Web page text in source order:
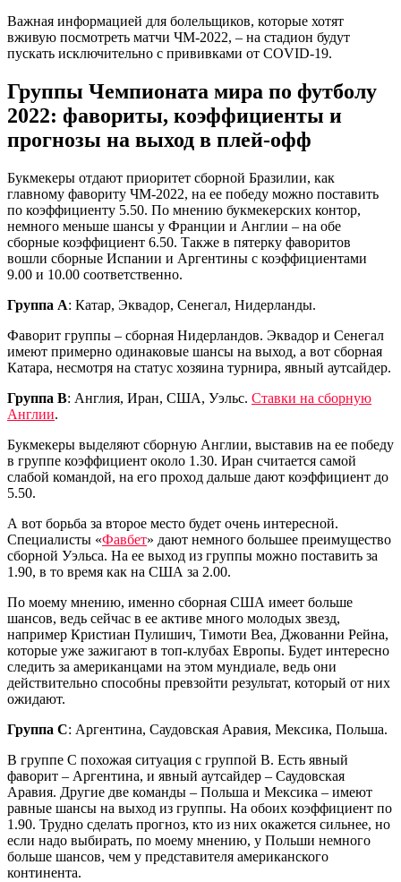
Важная информацией для болельщиков, которые хотят
вживую посмотреть матчи ЧМ-2022, – на стадион будут
пускать исключительно с прививками от COVID-19.
Группы Чемпионата мира по футболу
2022: фавориты, коэффициенты и
прогнозы на выход в плей-офф
Букмекеры отдают приоритет сборной Бразилии, как
главному фавориту ЧМ-2022, на ее победу можно поставить
по коэффициенту 5.50. По мнению букмекерских контор,
немного меньше шансы у Франции и Англии – на обе
сборные коэффициент 6.50. Также в пятерку фаворитов
вошли сборные Испании и Аргентины с коэффициентами
9.00 и 10.00 соответственно.
Группа A: Катар, Эквадор, Сенегал, Нидерланды.
Фаворит группы – сборная Нидерландов. Эквадор и Сенегал
имеют примерно одинаковые шансы на выход, а вот сборная
Катара, несмотря на статус хозяина турнира, явный аутсайдер.
Группа B: Англия, Иран, США, Уэльс. Ставки на сборную
Англии.
Букмекеры выделяют сборную Англии, выставив на ее победу
в группе коэффициент около 1.30. Иран считается самой
слабой командой, на его проход дальше дают коэффициент до
5.50.
А вот борьба за второе место будет очень интересной.
Специалисты «Фавбет» дают немного большее преимущество
сборной Уэльса. На ее выход из группы можно поставить за
1.90, в то время как на США за 2.00.
По моему мнению, именно сборная США имеет больше
шансов, ведь сейчас в ее активе много молодых звезд,
например Кристиан Пулишич, Тимоти Веа, Джованни Рейна,
которые уже зажигают в топ-клубах Европы. Будет интересно
следить за американцами на этом мундиале, ведь они
действительно способны превзойти результат, который от них
ожидают.
Группа C: Аргентина, Саудовская Аравия, Мексика, Польша.
В группе С похожая ситуация с группой В. Есть явный
фаворит – Аргентина, и явный аутсайдер – Саудовская
Аравия. Другие две команды – Польша и Мексика – имеют
равные шансы на выход из группы. На обоих коэффициент по
1.90. Трудно сделать прогноз, кто из них окажется сильнее, но
если надо выбирать, по моему мнению, у Польши немного
больше шансов, чем у представителя американского
континента.